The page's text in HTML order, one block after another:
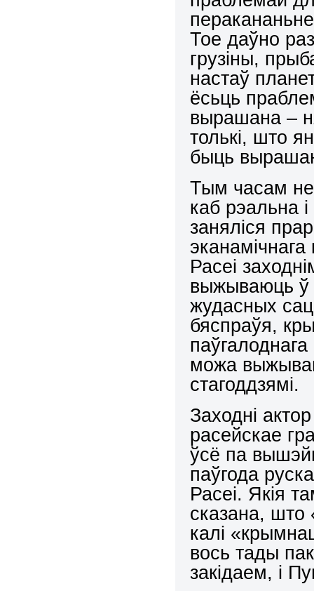
Тое даўно
грузіны,
настаў
ёсьць
вырашана –
толькі, што
быць
Тым часам
каб рэальна
заняліся
Расеі
выжываюць ў
жудасных
бяспраўя,
паўгалоднага
можа
стагоддзямі.
Заходні
расейскае
ўсё па
паўгода
Расеі. Якія
сказана, што
калі
вось тады
закідаем, і